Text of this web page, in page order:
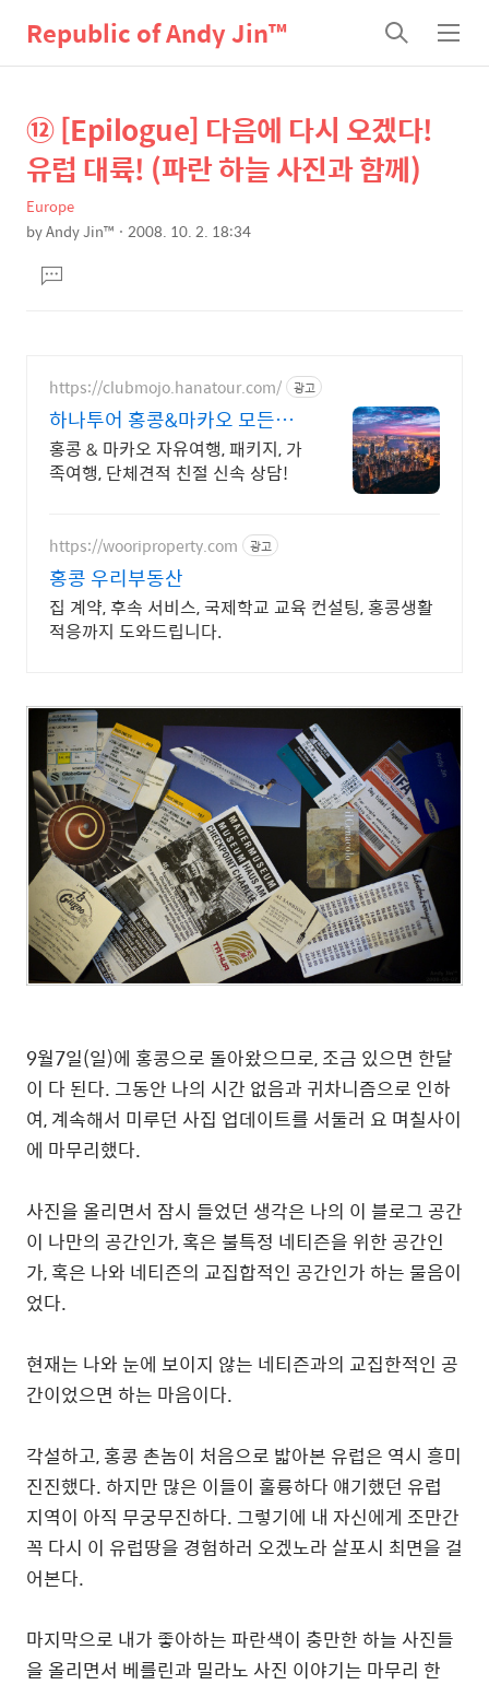
Republic of Andy Jin™
검
색
메
뉴
상
세
컨
텐
본
문
제
목
⑫ [Epilogue] 다음에 다시 오겠다!
유럽 대륙! (파란 하늘 사진과 함께)
Europe
byAndy Jin™ 2008. 10. 2. 18:34
문댓
글
https://clubmojo.hanatour.com/ 광고
하나투어 홍콩&마카오 모든것
하나투어 공식예약 인증센터
홍콩 & 마카오 자유여행, 패키지, 가
족여행, 단체견적 친절 신속 상담!
https://wooriproperty.com 광고
홍콩 우리부동산
집 계약, 후속 서비스, 국제학교 교육 컨설팅, 홍콩생활
적응까지 도와드립니다.
9월7일(일)에 홍콩으로 돌아왔으므로, 조금 있으면 한달
이 다 된다. 그동안 나의 시간 없음과 귀차니즘으로 인하
여, 계속해서 미루던 사집 업데이트를 서둘러 요 며칠사이
에 마무리했다.
사진을 올리면서 잠시 들었던 생각은 나의 이 블로그 공간
이 나만의 공간인가, 혹은 불특정 네티즌을 위한 공간인
가, 혹은 나와 네티즌의 교집합적인 공간인가 하는 물음이
었다.
현재는 나와 눈에 보이지 않는 네티즌과의 교집한적인 공
간이었으면 하는 마음이다.
각설하고, 홍콩 촌놈이 처음으로 밟아본 유럽은 역시 흥미
진진했다. 하지만 많은 이들이 훌륭하다 얘기했던 유럽
지역이 아직 무궁무진하다. 그렇기에 내 자신에게 조만간
꼭 다시 이 유럽땅을 경험하러 오겠노라 살포시 최면을 걸
어본다.
마지막으로 내가 좋아하는 파란색이 충만한 하늘 사진들
을 올리면서 베를린과 밀라노 사진 이야기는 마무리 한